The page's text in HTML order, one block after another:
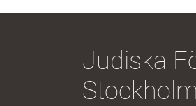
Judiska
Stockholm